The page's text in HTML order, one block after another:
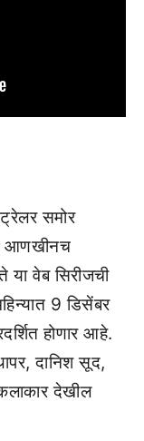
समोर
आणखीनच
वेब सिरीजची
9 डिसेंबर
होणार आहे.
दानिश सूद,
देखील